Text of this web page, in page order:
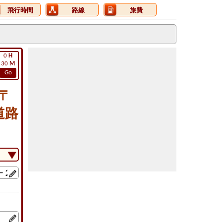
飛行時間 路線 旅費
0 H
30 M
Go
路